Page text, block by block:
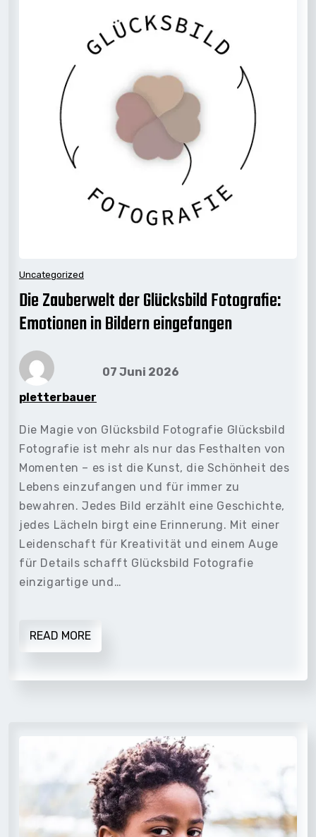
Uncategorized
Die Zauberwelt der Glücksbild Fotografie:
Emotionen in Bildern eingefangen
pletterbauer
07 Juni 2026
Die Magie von Glücksbild Fotografie Glücksbild
Fotografie ist mehr als nur das Festhalten von
Momenten – es ist die Kunst, die Schönheit des
Lebens einzufangen und für immer zu
bewahren. Jedes Bild erzählt eine Geschichte,
jedes Lächeln birgt eine Erinnerung. Mit einer
Leidenschaft für Kreativität und einem Auge
für Details schafft Glücksbild Fotografie
einzigartige und…
READ MORE